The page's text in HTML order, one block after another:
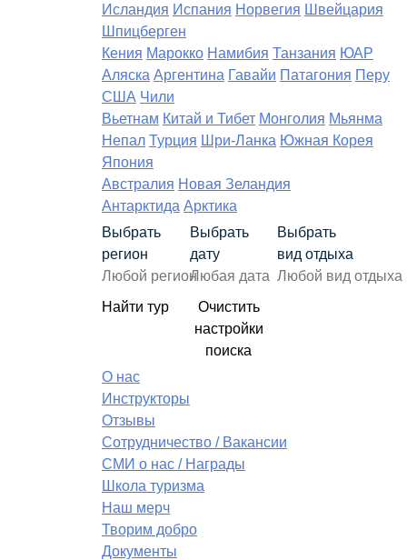
Исландия Испания Норвегия Швейцария
Шпицберген
Кения Марокко Намибия Танзания ЮАР
Аляска Аргентина Гавайи Патагония Перу
США Чили
Вьетнам Китай и Тибет Монголия Мьянма
Непал Турция Шри-Ланка Южная Корея
Япония
Австралия Новая Зеландия
Антарктида Арктика
Выбрать
регион
Выбрать
дату
Выбрать
вид отдыха
Найти тур
Очистить
настройки
поиска
О нас
Инструкторы
Отзывы
Сотрудничество / Вакансии
СМИ о нас / Награды
Школа туризма
Наш мерч
Творим добро
Документы